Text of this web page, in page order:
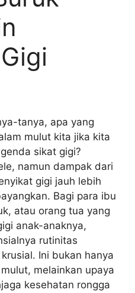
tanya, apa yang
mulut kita jika kita
sikat gigi?
namun dampak dari
gigi jauh lebih
Bagi para ibu
atau orang tua yang
anak-anaknya,
rutinitas
Ini bukan hanya
melainkan upaya
kesehatan rongga